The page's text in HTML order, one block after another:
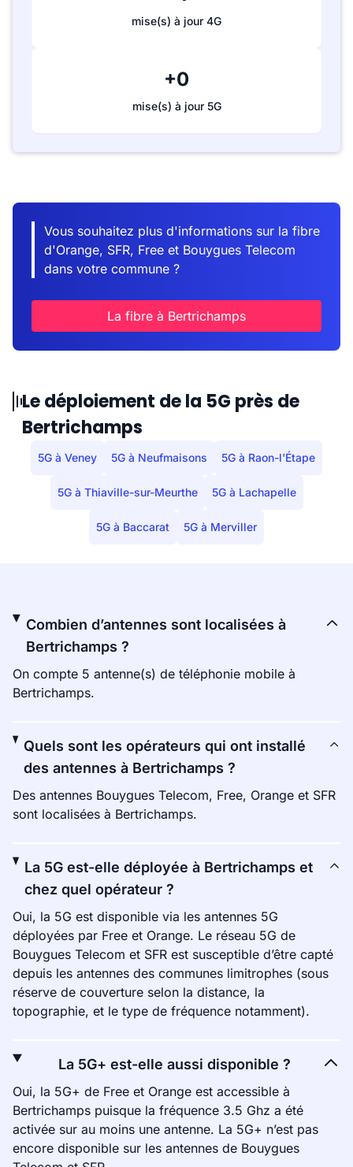
mise(s) à jour 4G
+0
mise(s) à jour 5G
Vous souhaitez plus d'informations sur la fibre
d'Orange, SFR, Free et Bouygues Telecom
dans votre commune ?
La fibre à Bertrichamps
Le déploiement de la 5G près de
Bertrichamps
5G à Veney 5G à Neufmaisons 5G à Raon-l'Étape
5G à Thiaville-sur-Meurthe 5G à Lachapelle
5G à Baccarat 5G à Merviller
Combien d’antennes sont localisées à
Bertrichamps ?
On compte 5 antenne(s) de téléphonie mobile à
Bertrichamps.
Quels sont les opérateurs qui ont installé
des antennes à Bertrichamps ?
Des antennes Bouygues Telecom, Free, Orange et SFR
sont localisées à Bertrichamps.
La 5G est-elle déployée à Bertrichamps et
chez quel opérateur ?
Oui, la 5G est disponible via les antennes 5G
déployées par Free et Orange. Le réseau 5G de
Bouygues Telecom et SFR est susceptible d’être capté
depuis les antennes des communes limitrophes (sous
réserve de couverture selon la distance, la
topographie, et le type de fréquence notamment).
La 5G+ est-elle aussi disponible ?
Oui, la 5G+ de Free et Orange est accessible à
Bertrichamps puisque la fréquence 3.5 Ghz a été
activée sur au moins une antenne. La 5G+ n’est pas
encore disponible sur les antennes de Bouygues